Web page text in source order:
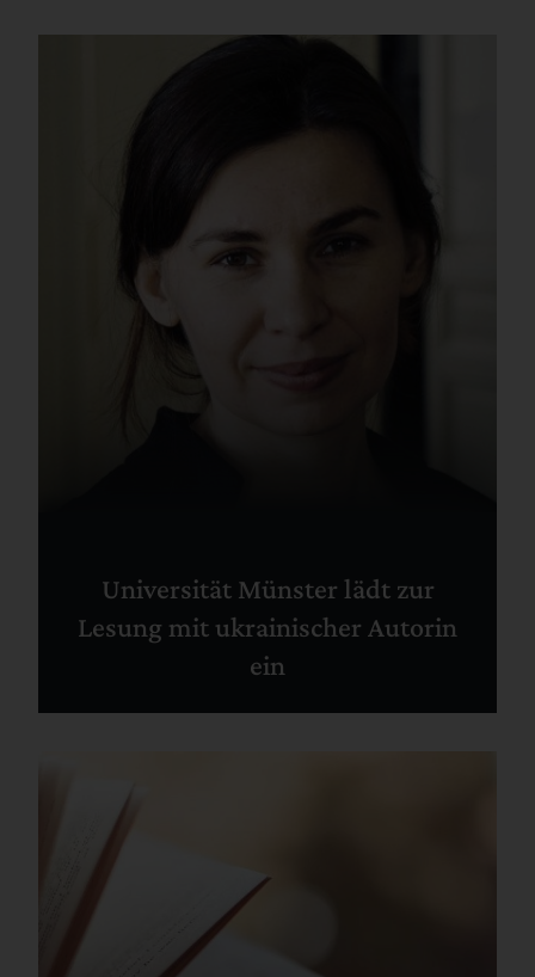
Universität Münster lädt zur
Lesung mit ukrainischer Autorin
ein